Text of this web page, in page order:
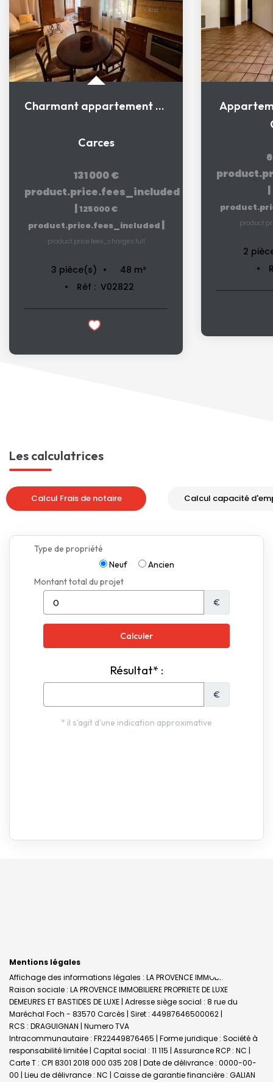
Charmant appartement T3 lumineux 47,45 m² CARCES
Carces
131 000 €
product.price.fees_included
|125 000 €
product.price.fees_included |
product.price.fees_charges.full
3 pièce(s) 48 m²
Réf : V02822
|
2
Les calculatrices
Calcul Frais de notaire Calcul capacité
Mentions légales
Affichage des informations légales : LA PROVENCE IMMOBILIERE |
Raison sociale : LA PROVENCE IMMOBILIERE PROPRIETE DE LUXE
DEMEURES ET BASTIDES DE LUXE | Adresse siège social : 8 rue du
Maréchal Foch - 83570 Carcès | Siret : 44987646500062 |
RCS : DRAGUIGNAN | Numero TVA
Intracommunautaire : FR22449876465 | Forme juridique : Société à
responsabilité limitée | Capital social : 11 115 | Assurance RCP : NC |
Carte T : CPI 8301 2018 000 035 208 | Date de délivrance : 0000-00-
00 | Lieu de délivrance : NC | Caisse de garantie financière : GALIAN